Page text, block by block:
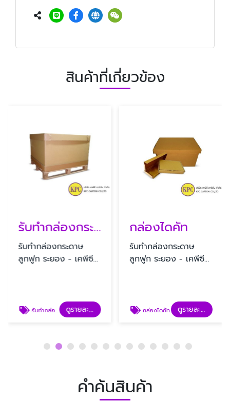
สินค้าที่เกี่ยวข้อง
รับทํากล่องกระดาษลูกฟูก
รับทํากล่องกระดาษ
ลูกฟูก ระยอง - เคพีซี
รับทํากล่องกระดาษลูกฟูก ดูรายละเอียด
กล่องไดคัท
รับทํากล่องกระดาษ
ลูกฟูก ระยอง - เคพีซี
กล่องไดคัท ดูรายละเอียด
คำค้นสินค้า